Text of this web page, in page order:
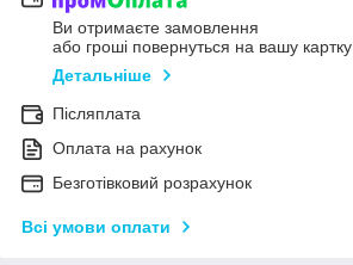
Ви отримаєте замовлення
або гроші повернуться на вашу картку
Детальніше
Післяплата
Оплата на рахунок
Безготівковий розрахунок
Всі умови оплати